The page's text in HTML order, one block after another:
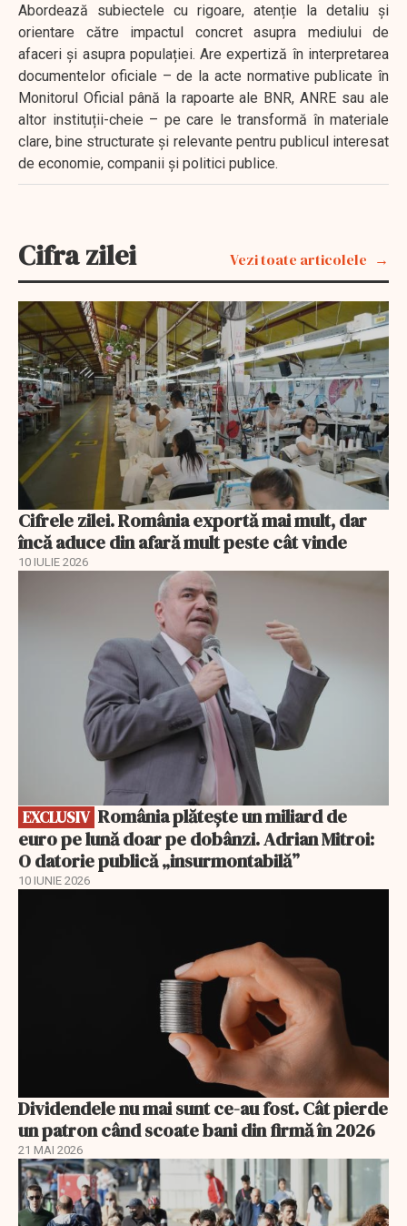
Abordează subiectele cu rigoare, atenție la detaliu și
orientare către impactul concret asupra mediului de
afaceri și asupra populației. Are expertiză în interpretarea
documentelor oficiale – de la acte normative publicate în
Monitorul Oficial până la rapoarte ale BNR, ANRE sau ale
altor instituții-cheie – pe care le transformă în materiale
clare, bine structurate și relevante pentru publicul interesat
de economie, companii și politici publice.
Cifra zilei Vezi toate articolele
Cifrele zilei. România exportă mai mult, dar
încă aduce din afară mult peste cât vinde
10 IULIE 2026
EXCLUSIV
euro pe lună doar pe dobânzi. Adrian Mitroi:
O datorie publică „insurmontabilă”
10 IUNIE 2026
Dividendele nu mai sunt ce-au fost. Cât pierde
un patron când scoate bani din firmă în 2026
21 MAI 2026